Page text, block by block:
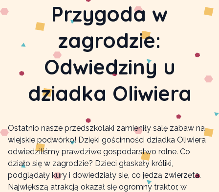
Przygoda w
zagrodzie:
Odwiedziny u
dziadka Oliwiera
Ostatnio nasze przedszkolaki zamieniły salę zabaw na
wiejskie podwórko! Dzięki gościnności dziadka Oliwiera
odwiedziliśmy prawdziwe gospodarstwo rolne. Co
działo się w zagrodzie? Dzieci głaskały króliki,
podglądały kury i dowiedziały się, co jedzą zwierzęta.
Największą atrakcją okazał się ogromny traktor, w